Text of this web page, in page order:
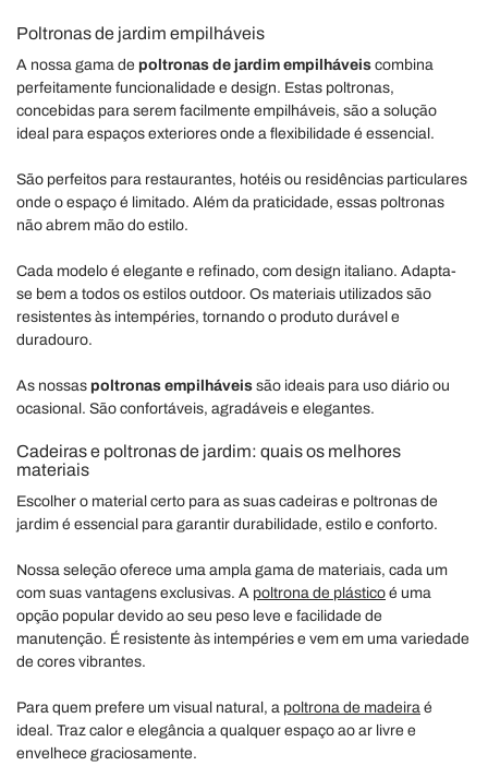
Poltronas de jardim empilháveis
A nossa gama de poltronas de jardim empilháveis combina
perfeitamente funcionalidade e design. Estas poltronas,
concebidas para serem facilmente empilháveis, são a solução
ideal para espaços exteriores onde a flexibilidade é essencial.
São perfeitos para restaurantes, hotéis ou residências particulares
onde o espaço é limitado. Além da praticidade, essas poltronas
não abrem mão do estilo.
Cada modelo é elegante e refinado, com design italiano. Adapta-
se bem a todos os estilos outdoor. Os materiais utilizados são
resistentes às intempéries, tornando o produto durável e
duradouro.
As nossas poltronas empilháveis são ideais para uso diário ou
ocasional. São confortáveis, agradáveis e elegantes.
Cadeiras e poltronas de jardim: quais os melhores
materiais
Escolher o material certo para as suas cadeiras e poltronas de
jardim é essencial para garantir durabilidade, estilo e conforto.
Nossa seleção oferece uma ampla gama de materiais, cada um
com suas vantagens exclusivas. A poltrona de plástico é uma
opção popular devido ao seu peso leve e facilidade de
manutenção. É resistente às intempéries e vem em uma variedade
de cores vibrantes.
Para quem prefere um visual natural, a poltrona de madeira é
ideal. Traz calor e elegância a qualquer espaço ao ar livre e
envelhece graciosamente.